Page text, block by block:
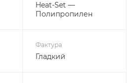
Heat-Set —
Полипропилен
Фактура
Гладкий